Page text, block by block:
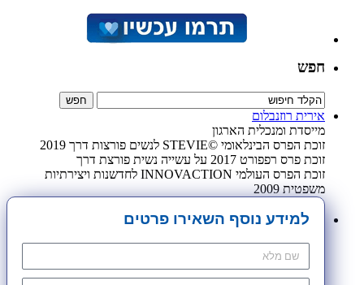
חפש
אירית רוזנבלום
מייסדת ומנכלית הארגון
זוכת הפרס הבינלאומי ©STEVIE לנשים פורצות דרך 2019
זוכת פרס רפפורט 2017 על עשייה נשית פורצת דרך
זוכת הפרס העולמי INNOVACTION לחדשנות ויצירתיות
משפטית 2009
למידע נוסף השאירו פרטים